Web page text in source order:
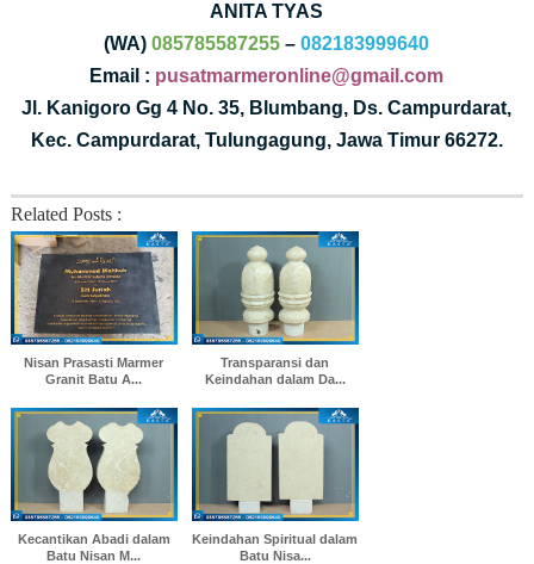
ANITA TYAS
(WA)085785587255 –082183999640
Email : pusatmarmeronline@gmail.com
Jl. Kanigoro Gg 4 No. 35, Blumbang, Ds. Campurdarat,
Kec. Campurdarat, Tulungagung, Jawa Timur 66272.
Related Posts :
Nisan Prasasti Marmer
Granit Batu A...
Transparansi dan
Keindahan dalam Da...
Kecantikan Abadi dalam
Batu Nisan M...
Keindahan Spiritual dalam
Batu Nisa...